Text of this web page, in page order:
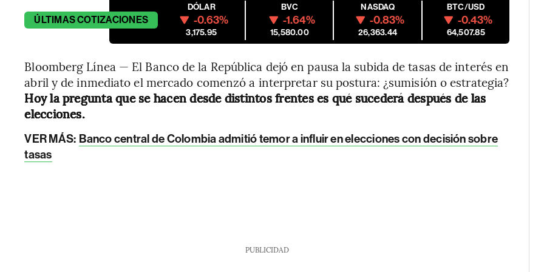
ÚLTIMASCOTIZACIONES
DÓLAR
-0.63%
3,175.95
BVC
-1.64%
15,580.00
NASDAQ
-0.83%
26,363.44
BTC/USD
-0.43%
64,507.85
Bloomberg Línea — El Banco de la República dejó en pausa la subida de tasas de interés en
abril y de inmediato el mercado comenzó a interpretar su postura: ¿sumisión o estrategia?
Hoy la pregunta que se hacen desde distintos frentes es qué sucederá después de las
elecciones.
VER MÁS: Banco central de Colombia admitió temor a influir en elecciones con decisión sobre
tasas
PUBLICIDAD